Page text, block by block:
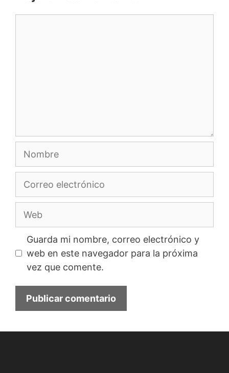
Correo
electrónico
Guarda mi nombre, correo electrónico y
web en este navegador para la próxima
vez que comente.